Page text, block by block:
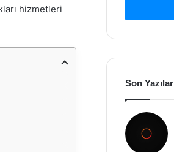
hizmetleri
Son Yazılar